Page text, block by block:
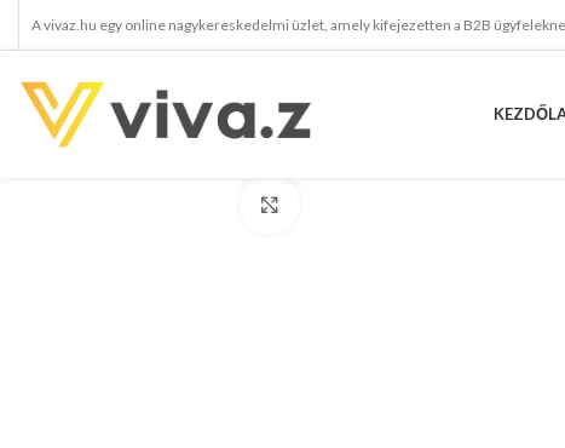
A vivaz.hu egy online nagykereskedelmi üzlet, amely kifejezetten a B2B